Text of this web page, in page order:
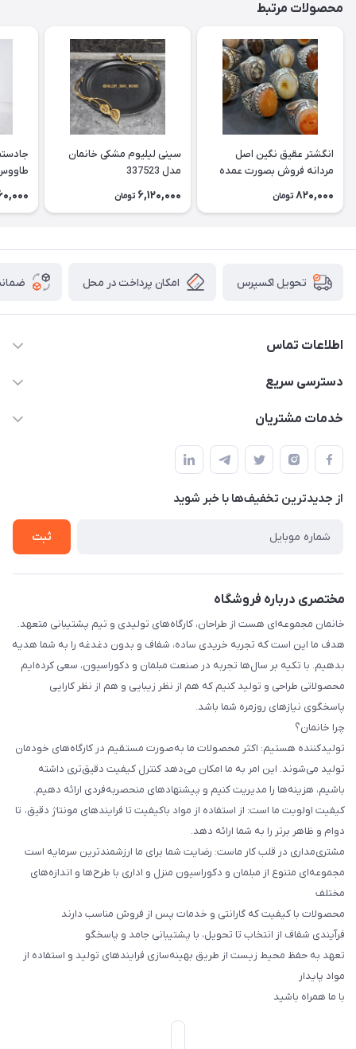
محصولات مرتبط
انگشتر عقیق نگین اصل
مردانه فروش بصورت عمده
3عدد هست فروش بصورت
820,000 تومان
سینی لیلیوم مشکی خانمان
مدل 337523
6,120,000 تومان
تحویل اکسپرس امکان پرداخت در محل
اطلاعات تماس
09124780957
دسترسی سریع
حساب کاربری
لیست محصولات
درباره ما
خدمات مشتریان
قوانین و مقررات
حریم خصوصی
راهنما
از جدید‌ترین تخفیف‌ها با‌ خبر شوید
ثبت
مختصری درباره فروشگاه
خانمان مجموعه‌ای هست از طراحان، کارگاه‌های تولیدی و تیم پشتیبانی متعهد.
هدف ما این است که تجربه خریدی ساده، شفاف و بدون دغدغه را به شما هدیه
بدهیم. با تکیه بر سال‌ها تجربه در صنعت مبلمان و دکوراسیون، سعی کرده‌ایم
محصولاتی طراحی و تولید کنیم که هم از نظر زیبایی و هم از نظر کارایی
پاسخگوی نیازهای روزمره شما باشد.
چرا خانمان؟
تولیدکننده هستیم: اکثر محصولات ما به‌صورت مستقیم در کارگاه‌های خودمان
تولید می‌شوند. این امر به ما امکان می‌دهد کنترل کیفیت دقیق‌تری داشته
باشیم، هزینه‌ها را مدیریت کنیم و پیشنهادهای منحصربه‌فردی ارائه دهیم.
کیفیت اولویت ما است: از استفاده از مواد باکیفیت تا فرایندهای مونتاژ دقیق، تا
دوام و ظاهر برتر را به شما ارائه دهد.
مشتری‌مداری در قلب کار ماست: رضایت شما برای ما ارزشمندترین سرمایه است
مجموعه‌ای متنوع از مبلمان و دکوراسیون منزل و اداری با طرح‌ها و اندازه‌های
مختلف
محصولات با کیفیت که گارانتی و خدمات پس از فروش مناسب دارند
فرآیندی شفاف از انتخاب تا تحویل، با پشتیبانی جامد و پاسخگو
تعهد به حفظ محیط زیست از طریق بهینه‌سازی فرایندهای تولید و استفاده از
مواد پایدار
با ما همراه باشید